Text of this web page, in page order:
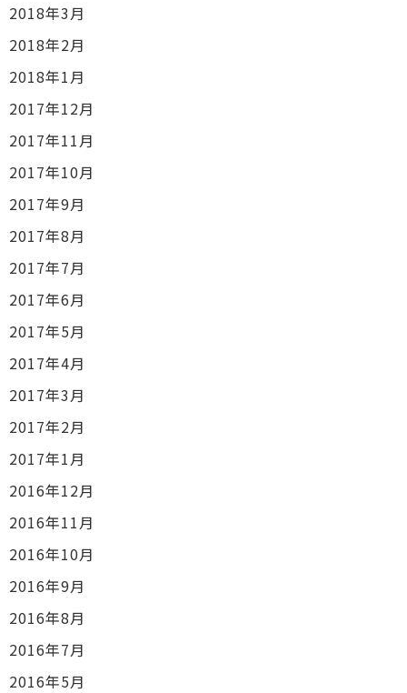
2018年3月
2018年2月
2018年1月
2017年12月
2017年11月
2017年10月
2017年9月
2017年8月
2017年7月
2017年6月
2017年5月
2017年4月
2017年3月
2017年2月
2017年1月
2016年12月
2016年11月
2016年10月
2016年9月
2016年8月
2016年7月
2016年5月